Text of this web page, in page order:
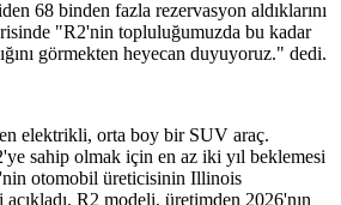
68 binden fazla rezervasyon aldıklarını
"R2'nin topluluğumuzda bu kadar
görmekten heyecan duyuyoruz." dedi.
elektrikli, orta boy bir SUV araç.
sahip olmak için en az iki yıl beklemesi
otomobil üreticisinin Illinois
R2 modeli, üretimden 2026'nın